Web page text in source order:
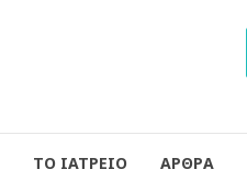
ΤΟ ΙΑΤΡΕΙΟ ΑΡΘΡΑ